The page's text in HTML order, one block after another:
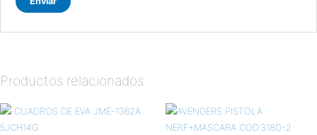
Productos relacionados